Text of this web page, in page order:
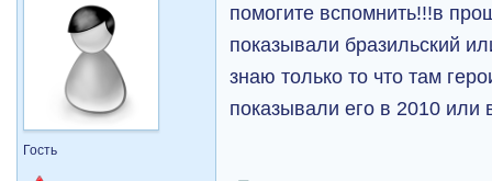
Гость
помогите вспомнить!!!в
показывали бразильский
знаю только то что там
показывали его в 2010 или